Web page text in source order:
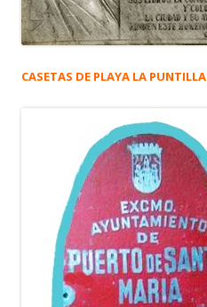
CASETAS DE PLAYA LA PUNTILLA